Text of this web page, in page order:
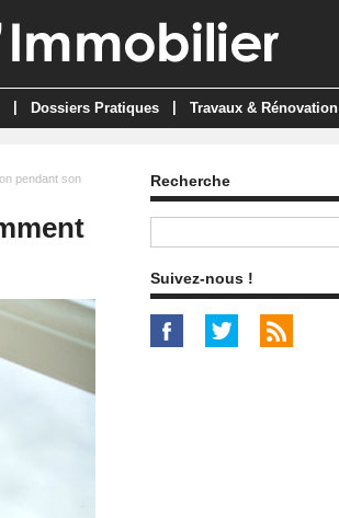
Dossiers Pratiques Travaux & Rénovation
pendant son
Recherche
Suivez-nous !